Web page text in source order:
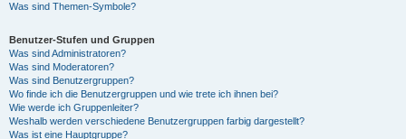
Was sind Themen-Symbole?
Benutzer-Stufen und Gruppen
Was sind Administratoren?
Was sind Moderatoren?
Was sind Benutzergruppen?
Wo finde ich die Benutzergruppen und wie trete ich ihnen bei?
Wie werde ich Gruppenleiter?
Weshalb werden verschiedene Benutzergruppen farbig dargestellt?
Was ist eine Hauptgruppe?